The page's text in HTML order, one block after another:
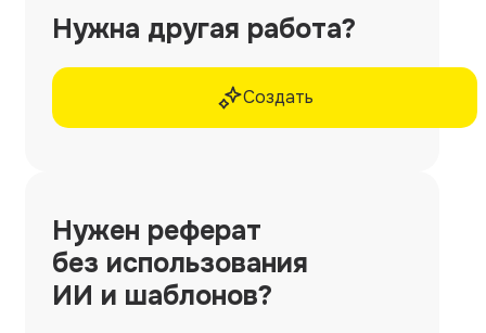
Нужна другая работа?
Создать
Нужен реферат
без использования
ИИ и шаблонов?